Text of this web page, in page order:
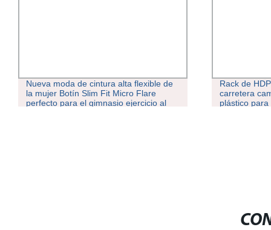
Nueva moda de cintura alta flexible de
la mujer Botín Slim Fit Micro Flare
perfecto para el gimnasio ejercicio al
Rack de
carretera
plástico